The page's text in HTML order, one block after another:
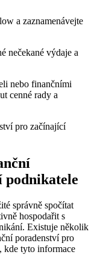
a zaznamenávejte
nečekané výdaje a
nebo finančními
cenné rady a
podnikatele
správně spočítat
hospodařit s
Existuje několik
poradenství pro
kde tyto informace